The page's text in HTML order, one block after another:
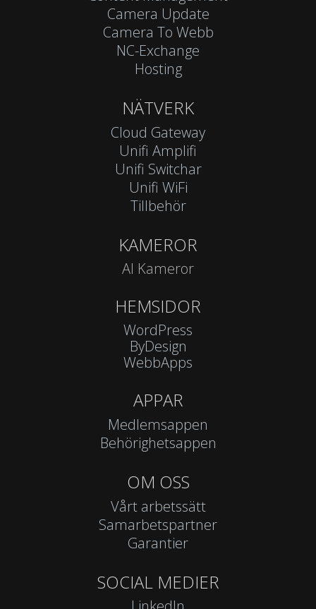
Camera Update
Camera To Webb
NC-Exchange
Hosting
NÄTVERK
Cloud Gateway
Unifi Amplifi
Unifi Switchar
Unifi WiFi
Tillbehör
KAMEROR
AI Kameror
HEMSIDOR
WordPress
ByDesign
WebbApps
APPAR
Medlemsappen
Behörighetsappen
OM OSS
Vårt arbetssätt
Samarbetspartner
Garantier
SOCIAL MEDIER